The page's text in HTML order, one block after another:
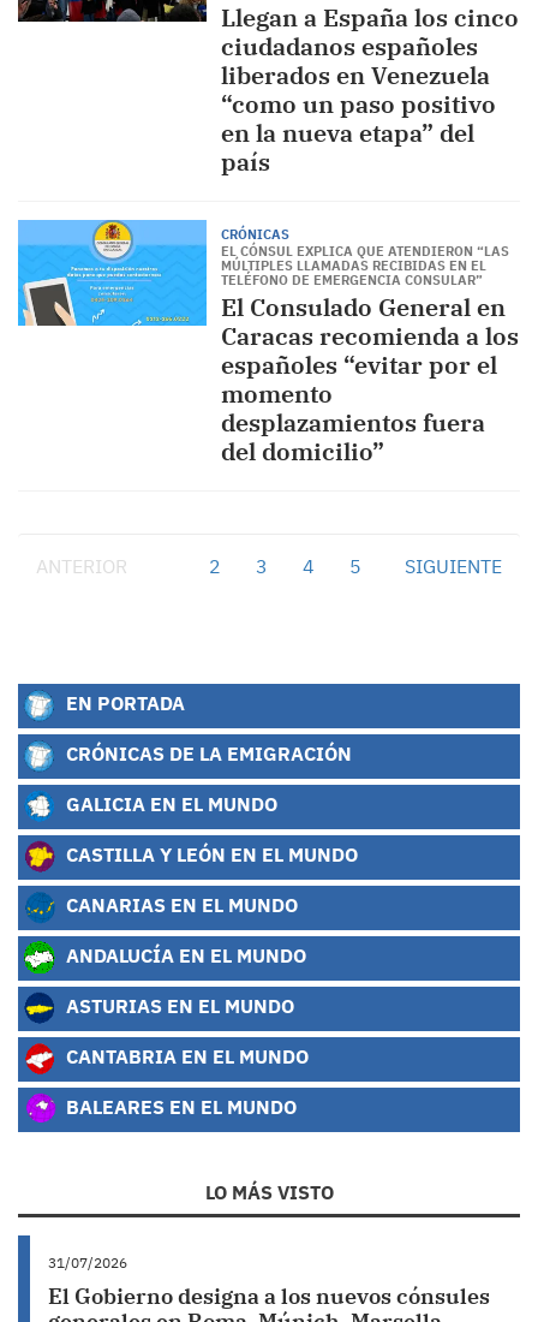
Llegan a España los cinco
ciudadanos españoles
liberados en Venezuela
“como un paso positivo
en la nueva etapa” del
país
CRÓNICAS
EL CÓNSUL EXPLICA QUE ATENDIERON “LAS
MÚLTIPLES LLAMADAS RECIBIDAS EN EL
TELÉFONO DE EMERGENCIA CONSULAR”
El Consulado General en
Caracas recomienda a los
españoles “evitar por el
momento
desplazamientos fuera
del domicilio”
ANTERIOR 2 3 4 5 SIGUIENTE
EN PORTADA
CRÓNICAS DE LA EMIGRACIÓN
GALICIA EN EL MUNDO
CASTILLA Y LEÓN EN EL MUNDO
CANARIAS EN EL MUNDO
ANDALUCÍA EN EL MUNDO
ASTURIAS EN EL MUNDO
CANTABRIA EN EL MUNDO
BALEARES EN EL MUNDO
LO MÁS VISTO
31/07/2026
El Gobierno designa a los nuevos cónsules